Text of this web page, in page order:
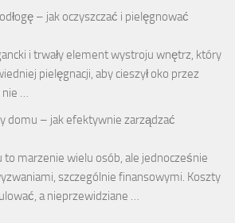
– jak oczyszczać i pielęgnować
i trwały element wystroju wnętrz, który
pielęgnacji, aby cieszył oko przez
nie …
domu – jak efektywnie zarządzać
to marzenie wielu osób, ale jednocześnie
szczególnie finansowymi. Koszty
a nieprzewidziane …